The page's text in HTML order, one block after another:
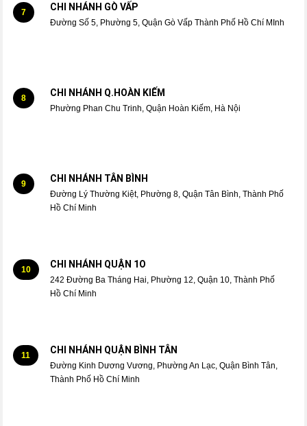
7 CHI NHÁNH GÒ VẤP
Đường Số 5, Phường 5, Quận Gò Vấp Thành Phố Hồ Chí MInh
8 CHI NHÁNH Q.HOÀN KIẾM
Phường Phan Chu Trinh, Quận Hoàn Kiếm, Hà Nội
9 CHI NHÁNH TÂN BÌNH
Đường Lý Thường Kiệt, Phường 8, Quận Tân Bình, Thành Phố
Hồ Chí Minh
10 CHI NHÁNH QUẬN 1O
242 Đường Ba Tháng Hai, Phường 12, Quận 10, Thành Phố
Hồ Chí Minh
11 CHI NHÁNH QUẬN BÌNH TÂN
Đường Kinh Dương Vương, Phường An Lạc, Quận Bình Tân,
Thành Phố Hồ Chí Minh